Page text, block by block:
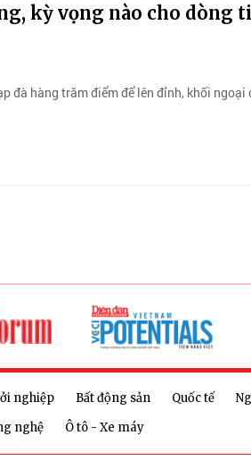
kỳ vọng nào cho dòng
đà hàng trăm điểm để lên đỉnh, khối ngoại
nghiệp Bất động sản Quốc tế
nghệ
Ô tô - Xe máy